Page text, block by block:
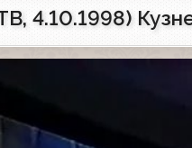
4.10.1998)